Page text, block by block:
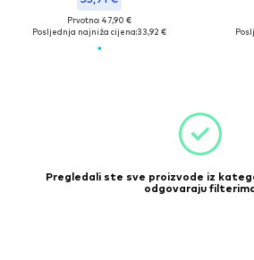
Prvotno: 47,90 €
Posljednja najniža cijena:33,92 €
Pregledali ste sve proizvode iz
odgovaraju